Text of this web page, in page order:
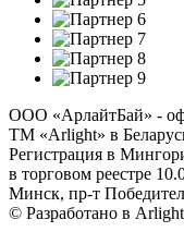
ООО «АрлайтБай» -
ТМ «Arlight» в
Регистрация в
в торговом реестре
Минск, пр-т
© Разработано в